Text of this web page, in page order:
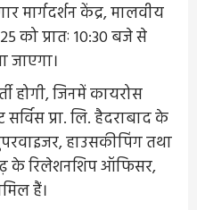
मार्गदर्शन केंद्र, मालवीय
को प्रातः 10:30 बजे से
होगी, जिनमें कायरोस
प्रा. लि. हैदराबाद के
हाउसकीपिंग तथा
के रिलेशनशिप ऑफिसर,
हैं।